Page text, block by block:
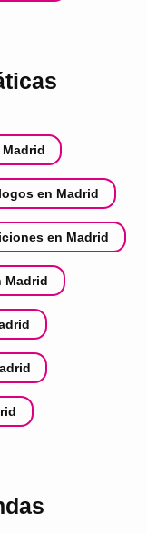
en Madrid
en Madrid
Madrid